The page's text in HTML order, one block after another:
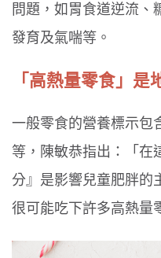
問題，如胃食道逆流、
發育及氣喘等。
「高熱量零食」
一般零食的營養標示包
等，陳敏恭指出：「在
分』是影響兒童肥胖的
很可能吃下許多高熱量